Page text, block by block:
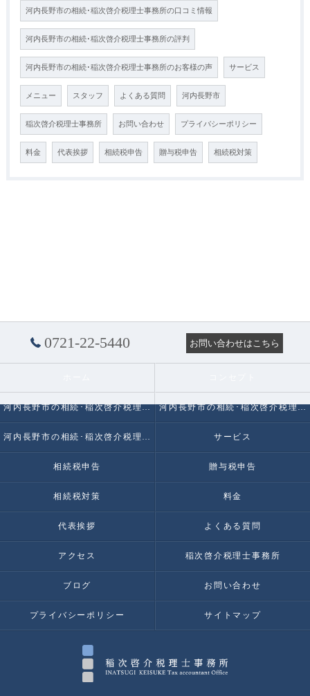
河内長野市の相続･稲次啓介税理士事務所の口コミ情報
河内長野市の相続･稲次啓介税理士事務所の評判
河内長野市の相続･稲次啓介税理士事務所のお客様の声 サービス
メニュー スタッフ よくある質問 河内長野市
稲次啓介税理士事務所 お問い合わせ プライバシーポリシー
料金 代表挨拶 相続税申告 贈与税申告 相続税対策
0721-22-5440 お問い合わせはこちら
河内長野市の相続･稲次啓介税理士事務所の口コミ情報 河内長野市の相続･稲次啓介税理士事務所の評判
河内長野市の相続･稲次啓介税理士事務所のお客様の声 サービス
相続税申告 贈与税申告
相続税対策 料金
代表挨拶 よくある質問
アクセス 稲次啓介税理士事務所
ブログ お問い合わせ
プライバシーポリシー サイトマップ